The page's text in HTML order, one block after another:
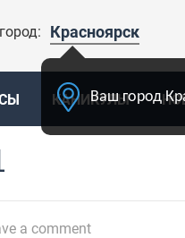
Красноярск
Ваш город
КАНИКУЛЫ
a comment